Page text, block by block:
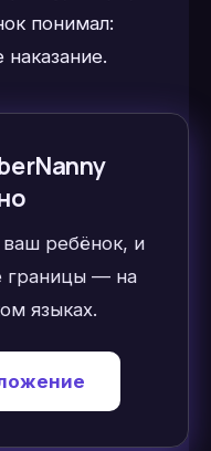
понимал:
ваш ребёнок, и
границы — на
языках.